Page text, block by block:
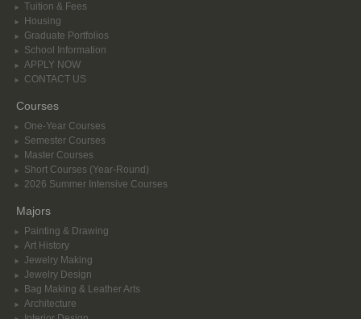
Tuition & Fees
Housing
Graduate Portfolios
School Information
APPLY NOW
CONTACT US
Courses
One-Year Courses
Semester Courses
Master Courses
Short Courses (Year-Round)
2026 Summer Intensive Courses
Majors
Painting & Drawing
Art History
Jewelry Making
Jewelry Design
Bag Making & Leather Arts
Architecture